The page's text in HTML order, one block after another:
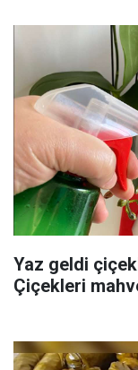
Yaz geldi
Çiçekleri